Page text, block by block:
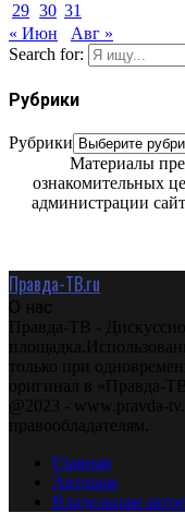
29 30 31
« Июн
Авг »
Search for:
Рубрики
Рубрики
Материалы
ознакомительных
администрации
Правда-ТВ.ru
О нас
Правда-ТВ -
только при
оригинал в «Правда-
@2023 - www.pravda-
правообладателям.
Главная
Авторам
Владельцам